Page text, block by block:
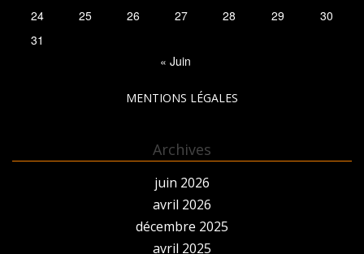
24
25 26 27 28 29
30
31
« Juin
MENTIONS LÉGALES
Archives
juin 2026
avril 2026
décembre 2025
avril 2025